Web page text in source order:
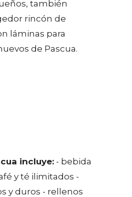
también
rincón de
láminas para
de Pascua.
incluye: - bebida
y té ilimitados -
y duros - rellenos